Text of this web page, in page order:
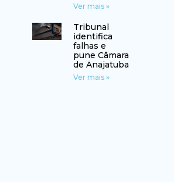
Ver mais »
Tribunal
identifica
falhas e
pune Câmara
de Anajatuba
Ver mais »